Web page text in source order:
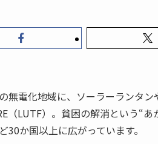
無電化地域に、ソーラーランタ
（LUTF）。貧困の解消という“
30か国以上に広がっています。